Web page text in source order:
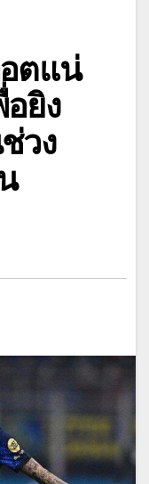
ตแน่
ยิง
วง